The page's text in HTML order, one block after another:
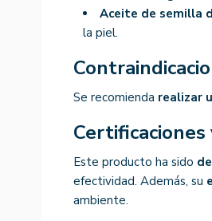
Aceite de semilla
la piel.
Se recomienda realizar
Este producto ha sido
efectividad. Además, su
ambiente.